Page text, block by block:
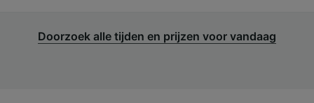
Doorzoek alle tijden en prijzen voor vandaag